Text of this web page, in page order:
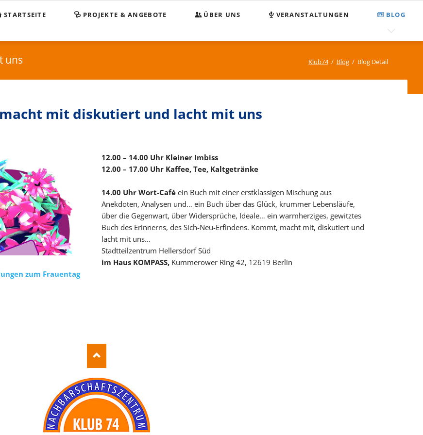
STARTSEITE PROJEKTE & ANGEBOTE ÜBER UNS
Impressum
VERANSTALTUNGEN BLOG
Suchen und Finden
uns Klub74 Blog Blog Detail
mit diskutiert und lacht mit uns
12.00 – 14.00 Uhr Kleiner Imbiss
12.00 – 17.00 Uhr Kaffee, Tee, Kaltgetränke
14.00 Uhr Wort-Café ein Buch mit einer erstklassigen Mischung aus
Anekdoten, Analysen und… ein Buch über das Glück, krummer Lebensläufe,
über die Gegenwart, über Widersprüche, Ideale… ein warmherziges, gewitztes
Buch des Erinnerns, des Sich-Neu-Erfindens. Kommt, macht mit, diskutiert und
lacht mit uns…
Stadtteilzentrum Hellersdorf Süd
im Haus KOMPASS, Kummerower Ring 42, 12619 Berlin
zum Frauentag